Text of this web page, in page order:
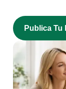
Publica Tu